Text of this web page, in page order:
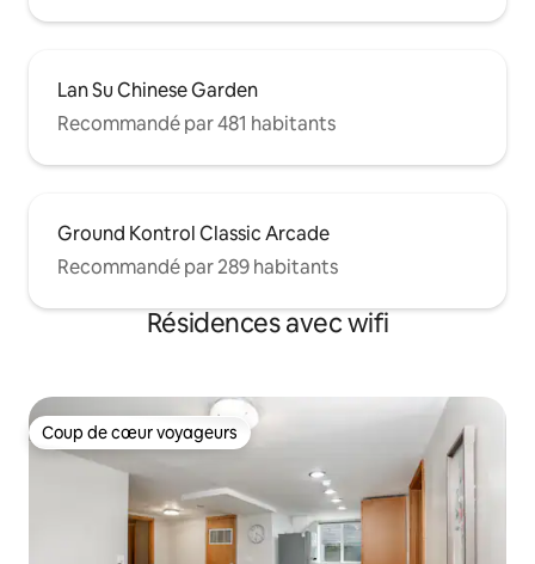
Lan Su Chinese Garden
Recommandé par 481 habitants
Ground Kontrol Classic Arcade
Recommandé par 289 habitants
Résidences avec wifi
Coup de cœur voyageurs
Coup de cœur voyageurs